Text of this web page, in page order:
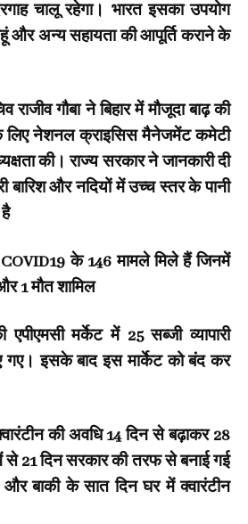
चालू रहेगा। भारत इसका उपयोग
और अन्य सहायता की आपूर्ति कराने के
गौबा ने बिहार में मौजूदा बाढ़ की
के लिए नेशनल क्राइसिस मैनेजमेंट कमेटी
की। राज्य सरकार ने जानकारी दी
बारिश और नदियों में उच्च स्तर के पानी
के 146 मामले मिले हैं जिनमें
1 मौत शामिल
मर्केट में 25 सब्जी व्यापारी
गए। इसके बाद इस मार्केट को बंद कर
की अवधि 14 दिन से बढ़ाकर 28
21 दिन सरकार की तरफ से बनाई गई
और बाकी के सात दिन घर में क्वारंटीन